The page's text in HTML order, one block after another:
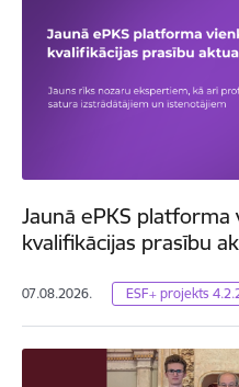
Jaunā ePKS
kvalifikācijas prasību
07.08.2026. ESF+ projekts